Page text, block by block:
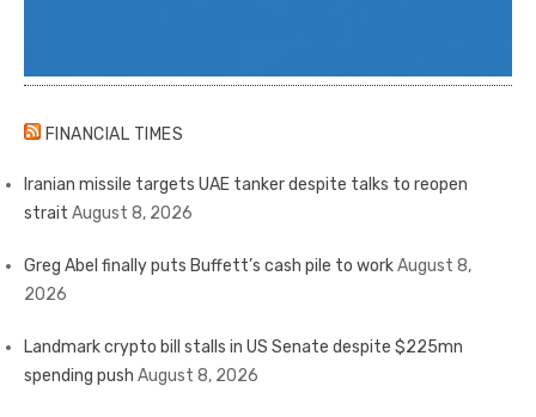
FINANCIAL TIMES
Iranian missile targets UAE tanker despite talks to reopen
strait August 8, 2026
Greg Abel finally puts Buffett’s cash pile to workAugust 8,
2026
Landmark crypto bill stalls in US Senate despite $225mn
spending push August 8, 2026